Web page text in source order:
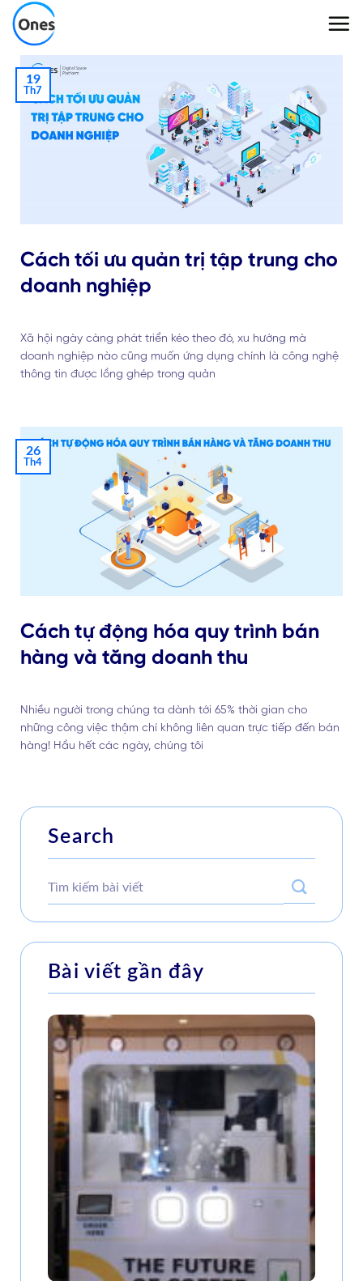
Skip
content
19
Th7
Cách tối ưu quản trị tập trung cho
doanh nghiệp
Xã hội ngày càng phát triển kéo theo đó, xu hướng mà
doanh nghiệp nào cũng muốn ứng dụng chính là công nghệ
thông tin được lồng ghép trong quản
26
Th4
Cách tự động hóa quy trình bán
hàng và tăng doanh thu
Nhiều người trong chúng ta dành tới 65% thời gian cho
những công việc thậm chí không liên quan trực tiếp đến bán
hàng! Hầu hết các ngày, chúng tôi
Search
Bài viết gần đây